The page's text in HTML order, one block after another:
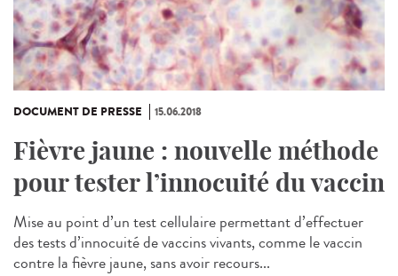
DOCUMENT DE PRESSE 15.06.2018
Fièvre jaune : nouvelle méthode
pour tester l’innocuité du vaccin
Mise au point d’un test cellulaire permettant d’effectuer
des tests d’innocuité de vaccins vivants, comme le vaccin
contre la fièvre jaune, sans avoir recours...